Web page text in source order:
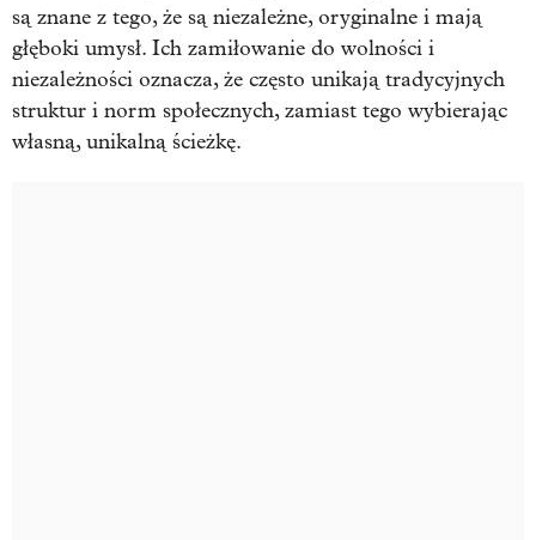
są znane z tego, że są niezależne, oryginalne i mają
głęboki umysł. Ich zamiłowanie do wolności i
niezależności oznacza, że często unikają tradycyjnych
struktur i norm społecznych, zamiast tego wybierając
własną, unikalną ścieżkę.